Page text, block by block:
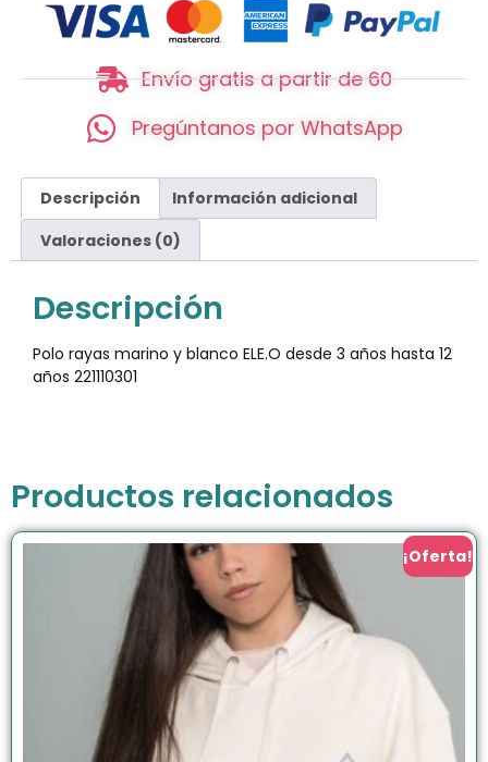
Envío gratis a partir de 60
Pregúntanos por WhatsApp
Descripción
Información adicional
Valoraciones (0)
Descripción
Polo rayas marino y blanco ELE.O desde 3 años hasta 12
años 221110301
Productos relacionados
¡Oferta!